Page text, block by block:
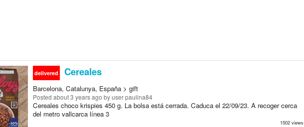
delivered Cereales
Barcelona, Catalunya, España > gift
Posted about 3 years ago by user paulina84
Cereales choco krispies 450 g. La bolsa está cerrada. Caduca el 22/09/23. A recoger cerca
del metro vallcarca línea 3
1502 views